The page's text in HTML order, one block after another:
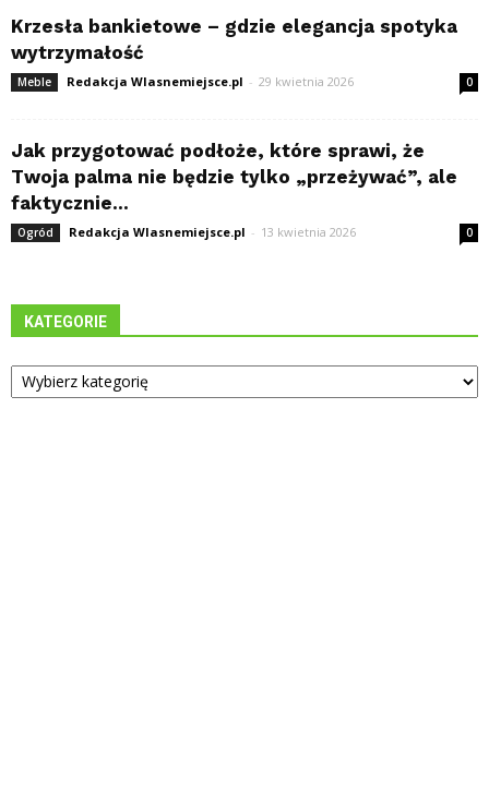
Krzesła bankietowe – gdzie elegancja spotyka
wytrzymałość
Meble Redakcja Wlasnemiejsce.pl - 29 kwietnia 2026 0
Jak przygotować podłoże, które sprawi, że
Twoja palma nie będzie tylko „przeżywać”, ale
faktycznie...
Ogród Redakcja Wlasnemiejsce.pl - 13 kwietnia 2026 0
KATEGORIE
Kategorie